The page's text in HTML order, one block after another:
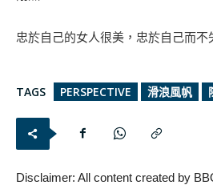
忠於自己的女人很美，忠於自己而不
TAGS PERSPECTIVE 滑浪風帆
Disclaimer: All content created by